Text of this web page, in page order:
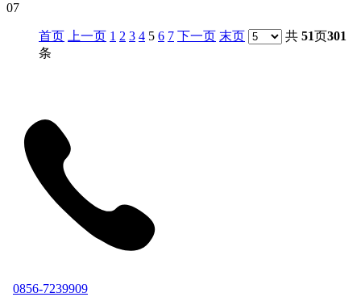
07
首页 上一页 1 2 3 4 5 6 7 下一页 末页 共 51页301
条
0856-7239909